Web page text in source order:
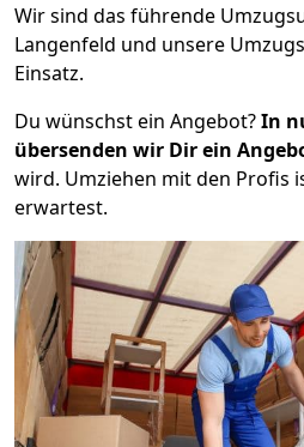
Wir sind das führende
Langenfeld und unsere
Einsatz.
Du wünschst ein Angebot?In
übersenden wir Dir ein
wird. Umziehen mit den Profis
erwartest.